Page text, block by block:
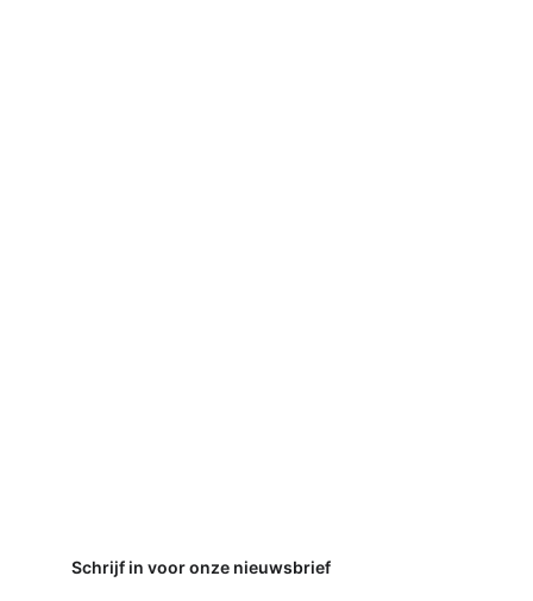
Schrijf in voor onze nieuwsbrief